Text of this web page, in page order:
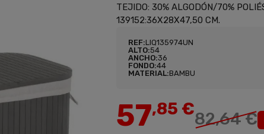
TEJIDO: 30% ALGODÓN/70%
139152:36X28X47,50 CM.
REF:LIQ135974UN
ALTO:54
ANCHO:36
FONDO:44
MATERIAL:BAMBU
57,85 €
82,64 €